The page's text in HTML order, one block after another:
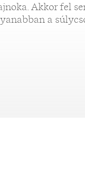
Akkor fel
a